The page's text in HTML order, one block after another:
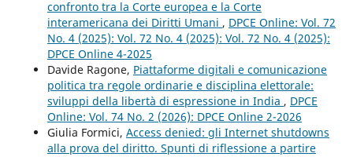
confronto tra la Corte europea e la Corte
interamericana dei Diritti Umani , DPCE Online: Vol. 72
No. 4 (2025): Vol. 72 No. 4 (2025): Vol. 72 No. 4 (2025):
DPCE Online 4-2025
Davide Ragone, Piattaforme digitali e comunicazione
politica tra regole ordinarie e disciplina elettorale:
sviluppi della libertà di espressione in India , DPCE
Online: Vol. 74 No. 2 (2026): DPCE Online 2-2026
Giulia Formici, Access denied: gli Internet shutdowns
alla prova del diritto. Spunti di riflessione a partire